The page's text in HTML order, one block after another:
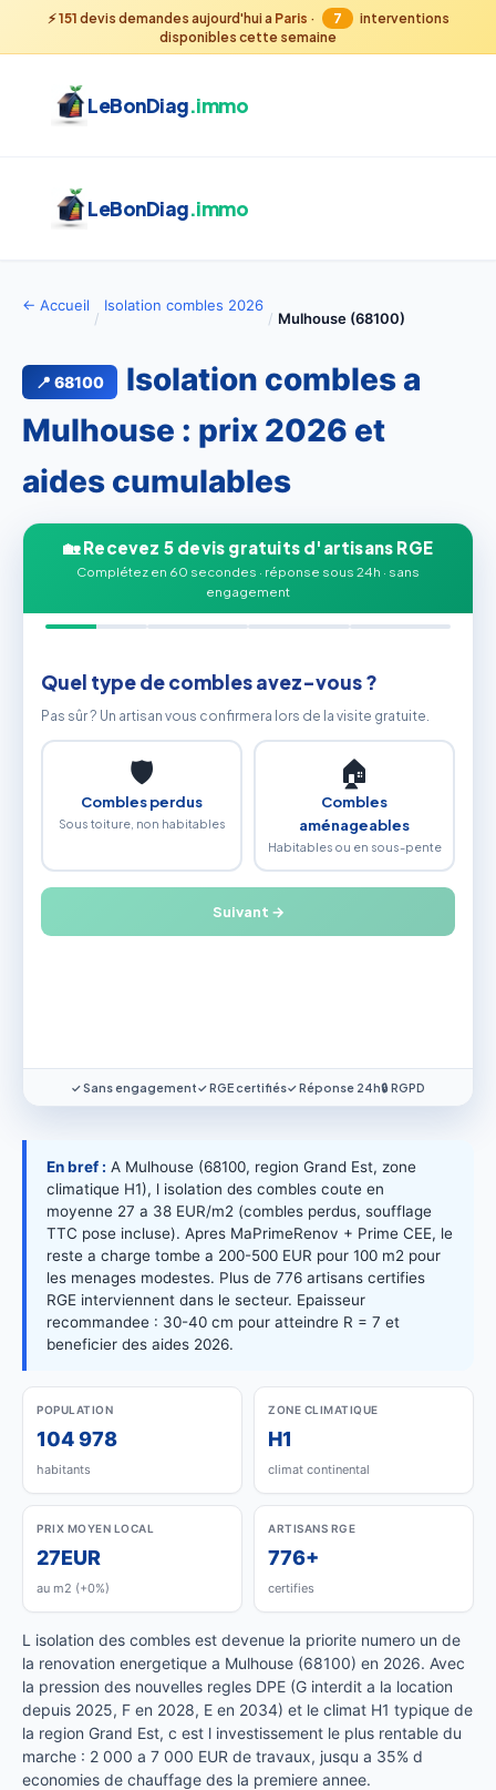
⚡151 devis demandes aujourd'hui a Paris · 7
interventions
disponibles cette semaine
LeBonDiag.immo
LeBonDiag.immo
← Accueil
/
Isolation combles 2026
/ Mulhouse (68100)
📍 68100
Isolation combles a
Mulhouse : prix 2026 et
aides cumulables
🏡 Recevez 5 devis gratuits d'artisans RGE
Complétez en 60 secondes · réponse sous 24h · sans
engagement
Quel type de combles avez-vous ?
Pas sûr ? Un artisan vous confirmera lors de la visite gratuite.
🛡
Combles perdus
Sous toiture, non habitables
🏠
Combles
aménageables
Habitables ou en sous-pente
Suivant →
✓ Sans engagement✓ RGE certifiés✓ Réponse 24h🔒 RGPD
En bref : A Mulhouse (68100, region Grand Est, zone
climatique H1), l isolation des combles coute en
moyenne 27 a 38 EUR/m2 (combles perdus, soufflage
TTC pose incluse). Apres MaPrimeRenov + Prime CEE, le
reste a charge tombe a 200-500 EUR pour 100 m2 pour
les menages modestes. Plus de 776 artisans certifies
RGE interviennent dans le secteur. Epaisseur
recommandee : 30-40 cm pour atteindre R = 7 et
beneficier des aides 2026.
POPULATION
104 978
habitants
ZONE CLIMATIQUE
H1
climat continental
PRIX MOYEN LOCAL
27EUR
au m2 (+0%)
ARTISANS RGE
776+
certifies
L isolation des combles est devenue la priorite numero un de
la renovation energetique a Mulhouse (68100) en 2026. Avec
la pression des nouvelles regles DPE (G interdit a la location
depuis 2025, F en 2028, E en 2034) et le climat H1 typique de
la region Grand Est, c est l investissement le plus rentable du
marche : 2 000 a 7 000 EUR de travaux, jusqu a 35% d
economies de chauffage des la premiere annee.